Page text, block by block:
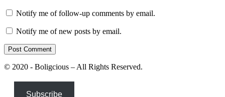
Notify me of follow-up comments by email.
Notify me of new posts by email.
© 2020 - Boligcious – All Rights Reserved.
Subscribe